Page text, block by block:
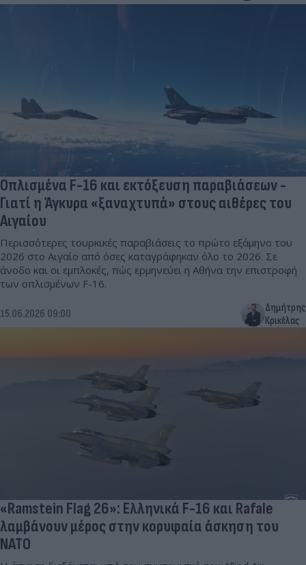
Οπλισμένα F-16 και εκτόξευση παραβιάσεων -
Γιατί η Άγκυρα «ξαναχτυπά» στους αιθέρες του
Αιγαίου
Περισσότερες τουρκικές παραβιάσεις το πρώτο εξάμηνο του
2026 στο Αιγαίο από όσες καταγράφηκαν όλο το 2026. Σε
άνοδο και οι εμπλοκές, πώς ερμηνεύει η Αθήνα την επιστροφή
των οπλισμένων F-16.
15.06.2026 09:00
Δημήτρης
Κρικέλας
«Ramstein Flag 26»: Ελληνικά F-16 και Rafale
λαμβάνουν μέρος στην κορυφαία άσκηση του
ΝΑΤΟ